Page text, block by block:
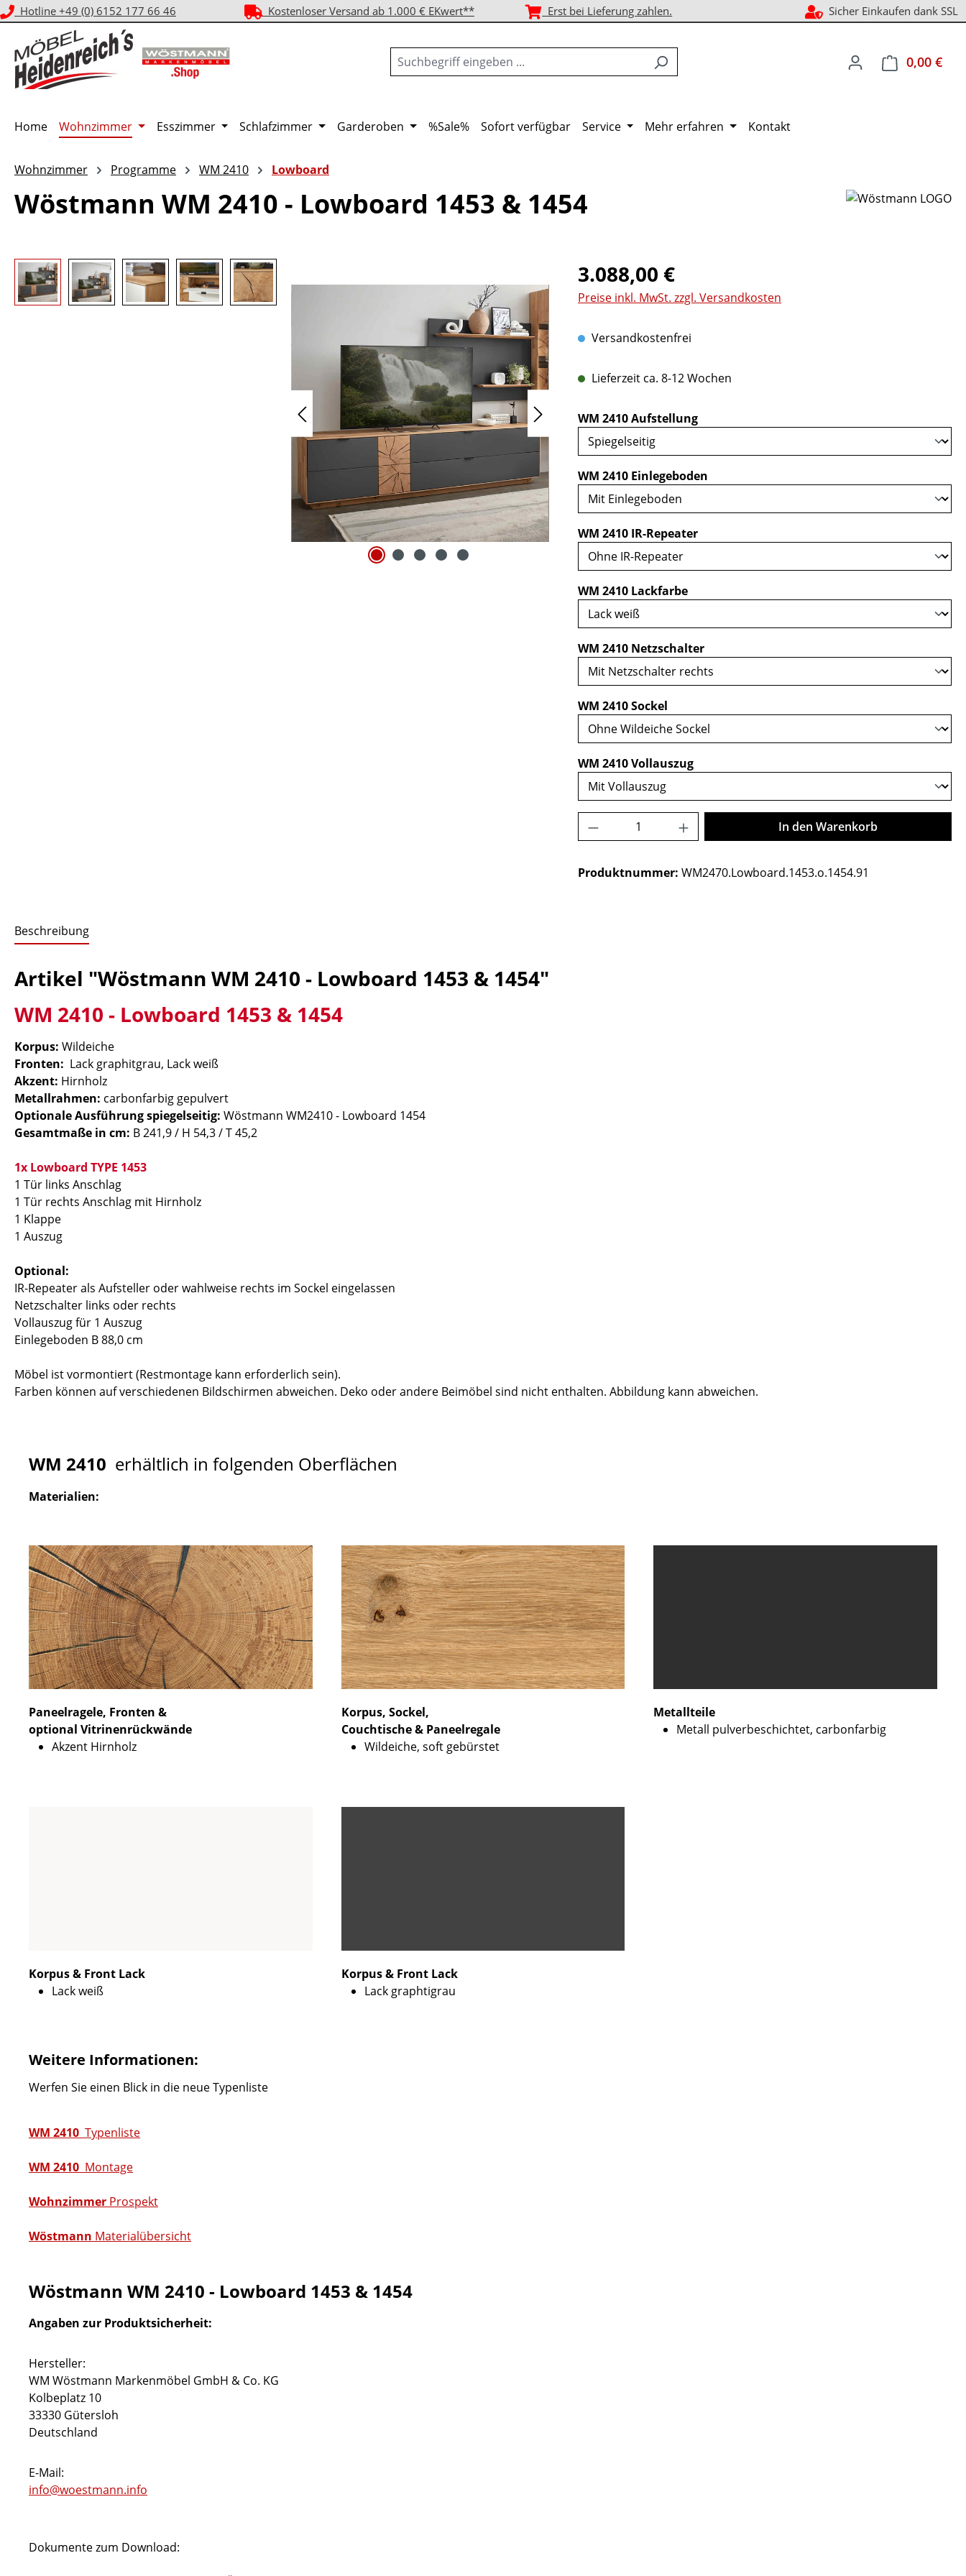
Hauptinhalt springen
Zur Suche springen
Zur Hauptnavigation springen
Hotline +49 (0) 6152 177 66 46 Kostenloser Versand ab 1.000 € EKwert** Erst bei Lieferung zahlen. Sicher Einkaufen dank SSL
0,00 €
Home Wohnzimmer Esszimmer Schlafzimmer Garderoben %Sale% Sofort verfügbar Service Mehr erfahren Kontakt
Wohnzimmer Programme WM 2410 Lowboard
Wöstmann WM 2410 - Lowboard 1453 & 1454
Bildergalerie überspringen Regulärer Preis:
3.088,00 €
Preise inkl. MwSt. zzgl. Versandkosten
Versandkostenfrei
Lieferzeit ca. 8-12 Wochen
WM 2410 Aufstellungauswählen
WM 2410 Einlegeboden
WM 2410 IR-Repeaterauswählen
WM 2410 Lackfarbeauswählen
WM 2410 Netzschalterauswählen
WM 2410 Sockel
WM 2410 Vollauszugauswählen
Produkt Anzahl: Gib den gewünschten Wert
In den Warenkorb
Produktnummer: WM2470.Lowboard.1453.o.1454.91
Beschreibung
Artikel "Wöstmann WM 2410 - Lowboard 1453 & 1454"
WM 2410 - Lowboard 1453 & 1454
Korpus: Wildeiche
Fronten: Lack graphitgrau, Lack weiß
Akzent: Hirnholz
Metallrahmen: carbonfarbig gepulvert
Optionale Ausführung spiegelseitig: Wöstmann WM2410 - Lowboard 1454
Gesamtmaße in cm: B 241,9 / H 54,3 / T 45,2
1x Lowboard TYPE 1453
1 Tür links Anschlag
1 Tür rechts Anschlag mit Hirnholz
1 Klappe
1 Auszug
Optional:
IR-Repeater als Aufsteller oder wahlweise rechts im Sockel eingelassen
Netzschalter links oder rechts
Vollauszug für 1 Auszug
Einlegeboden B 88,0 cm
Möbel ist vormontiert (Restmontage kann erforderlich sein).
Farben können auf verschiedenen Bildschirmen abweichen. Deko oder andere Beimöbel sind nicht enthalten. Abbildung kann abweichen.
WM 2410 erhältlich in folgenden Oberflächen
Materialien:
Paneelragele, Fronten &
optional Vitrinenrückwände
Akzent Hirnholz
Korpus, Sockel,
Couchtische & Paneelregale
Wildeiche, soft gebürstet
Metallteile
Metall pulverbeschichtet, carbonfarbig
Korpus & Front Lack
Lack weiß
Korpus & Front Lack
Lack graphtigrau
Weitere Informationen:
Werfen Sie einen Blick in die neue Typenliste
WM 2410 Typenliste
WM 2410 Montage
Wohnzimmer Prospekt
Wöstmann Materialübersicht
Wöstmann WM 2410 - Lowboard 1453 & 1454
Angaben zur Produktsicherheit:
Hersteller:
WM Wöstmann Markenmöbel GmbH & Co. KG
Kolbeplatz 10
33330 Gütersloh
Deutschland
E-Mail:
info@woestmann.info
Dokumente zum Download: